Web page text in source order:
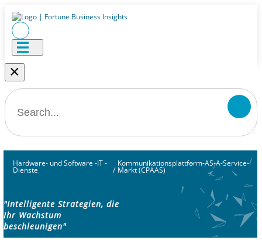
×
Hardware- und Software -IT -
Dienste /
Kommunikationsplattform-AS-A-Service-
Markt (CPAAS)
"Intelligente Strategien, die
Ihr Wachstum
beschleunigen"